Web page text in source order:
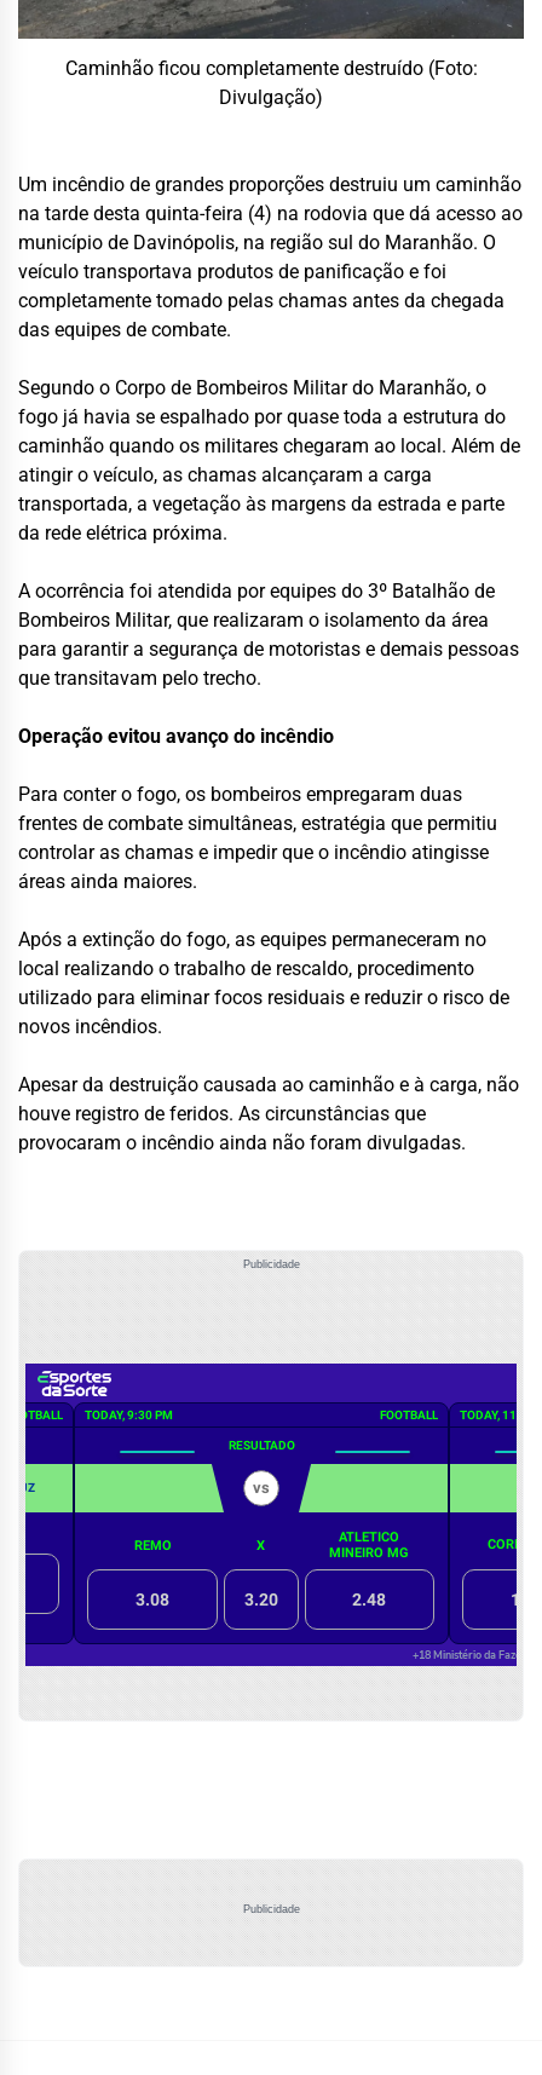
Caminhão ficou completamente destruído (Foto:
Divulgação)
Um incêndio de grandes proporções destruiu um caminhão
na tarde desta quinta-feira (4) na rodovia que dá acesso ao
município de Davinópolis, na região sul do Maranhão. O
veículo transportava produtos de panificação e foi
completamente tomado pelas chamas antes da chegada
das equipes de combate.
Segundo o Corpo de Bombeiros Militar do Maranhão, o
fogo já havia se espalhado por quase toda a estrutura do
caminhão quando os militares chegaram ao local. Além de
atingir o veículo, as chamas alcançaram a carga
transportada, a vegetação às margens da estrada e parte
da rede elétrica próxima.
A ocorrência foi atendida por equipes do 3º Batalhão de
Bombeiros Militar, que realizaram o isolamento da área
para garantir a segurança de motoristas e demais pessoas
que transitavam pelo trecho.
Operação evitou avanço do incêndio
Para conter o fogo, os bombeiros empregaram duas
frentes de combate simultâneas, estratégia que permitiu
controlar as chamas e impedir que o incêndio atingisse
áreas ainda maiores.
Após a extinção do fogo, as equipes permaneceram no
local realizando o trabalho de rescaldo, procedimento
utilizado para eliminar focos residuais e reduzir o risco de
novos incêndios.
Apesar da destruição causada ao caminhão e à carga, não
houve registro de feridos. As circunstâncias que
provocaram o incêndio ainda não foram divulgadas.
Publicidade
Publicidade